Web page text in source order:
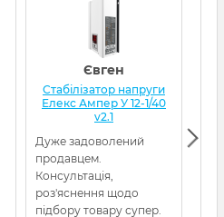
Євген
Стабілізатор напруги
Елекс Ампер У 12-1/40
v2.1
Дуже задоволений
продавцем.
Консультація,
роз'яснення щодо
підбору товару супер.